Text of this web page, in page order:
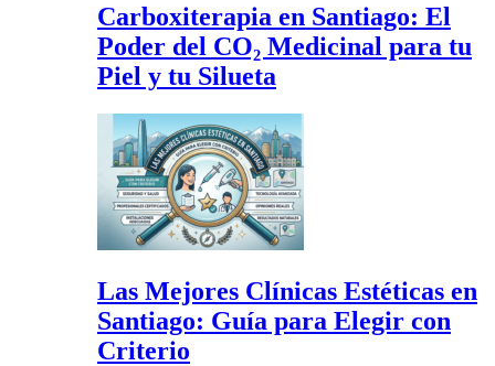
Carboxiterapia en Santiago: El
Poder del CO₂ Medicinal para tu
Piel y tu Silueta
Las Mejores Clínicas Estéticas en
Santiago: Guía para Elegir con
Criterio